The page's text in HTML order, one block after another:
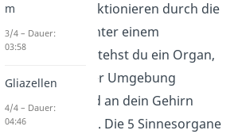
Unsere Sinne funktionieren durch die
Sinnesorgane
. Unter einem
Sinnesorgan verstehst du ein Organ,
dass Reize aus der Umgebung
wahrnehmen und an dein Gehirn
weiterleiten kann. Die 5 Sinnesorgane
m
3/4 – Dauer:
03:58
Gliazellen
4/4 – Dauer:
04:46